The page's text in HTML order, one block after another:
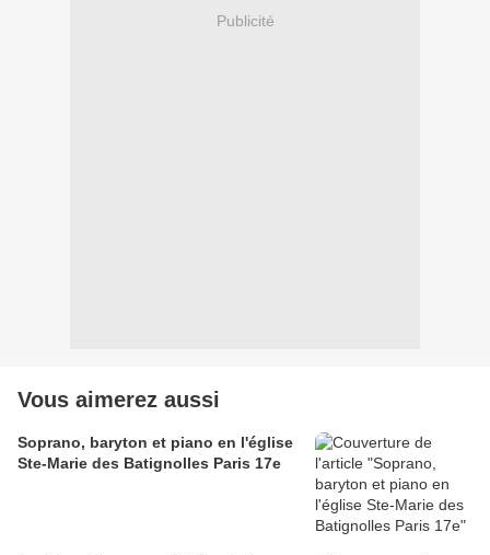
Publicité
Vous aimerez aussi
Soprano, baryton et piano en l'église
Ste-Marie des Batignolles Paris 17e